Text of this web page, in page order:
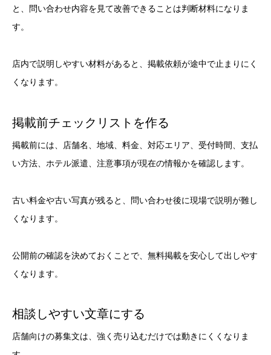
と、問い合わせ内容を見て改善できることは判断材料になりま
す。
店内で説明しやすい材料があると、掲載依頼が途中で止まりにく
くなります。
掲載前チェックリストを作る
掲載前には、店舗名、地域、料金、対応エリア、受付時間、支払
い方法、ホテル派遣、注意事項が現在の情報かを確認します。
古い料金や古い写真が残ると、問い合わせ後に現場で説明が難し
くなります。
公開前の確認を決めておくことで、無料掲載を安心して出しやす
くなります。
相談しやすい文章にする
店舗向けの募集文は、強く売り込むだけでは動きにくくなりま